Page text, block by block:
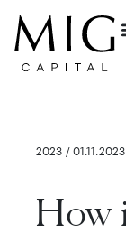
2023 / 01.11.2023
How